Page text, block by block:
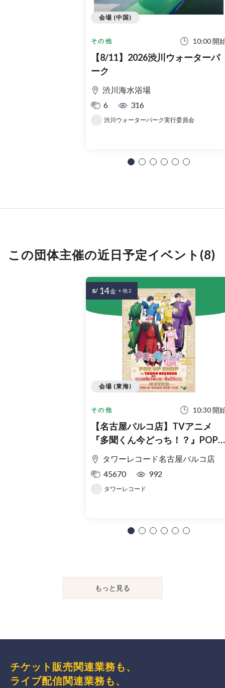
その他 10:00 開
【8/11】2026渋川ウォーターパ
ーク
渋川海水浴場
6
316
渋川ウォーターパーク実行委員会
会場 (中国)
この団体主催の近日予定イベント(8)
その他 10:30 開
【名古屋パルコ店】TVアニメ
『多聞くん今どっち！？』POP
UP SHOP in TOWER RECORDS入
場整理券
タワーレコード名古屋パルコ店
45670
992
タワーレコード
会場 (東海)
8/ 14金 + 他 2
もっと見る
チケット販売関連業務も、
ライブ配信関連業務も、